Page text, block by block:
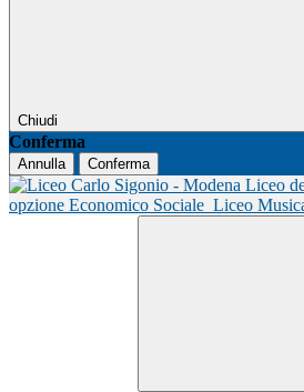
Chiudi
Conferma
Annulla Conferma
Liceo
opzione Economico Sociale Liceo